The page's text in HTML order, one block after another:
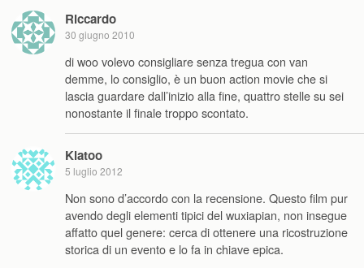
Riccardo
30 giugno 2010
di woo volevo consigliare senza tregua con van
demme, lo consiglio, è un buon action movie che si
lascia guardare dall’inizio alla fine, quattro stelle su sei
nonostante il finale troppo scontato.
Klatoo
5 luglio 2012
Non sono d’accordo con la recensione. Questo film pur
avendo degli elementi tipici del wuxiapian, non insegue
affatto quel genere: cerca di ottenere una ricostruzione
storica di un evento e lo fa in chiave epica.